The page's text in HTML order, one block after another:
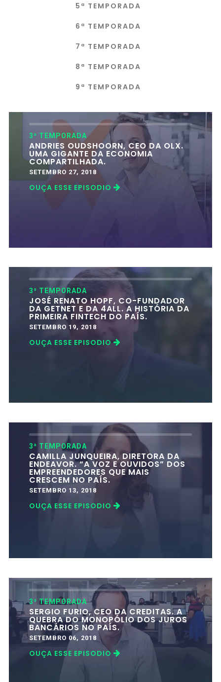
5ª TEMPORADA
6ª TEMPORADA
7ª TEMPORADA
8ª TEMPORADA
9ª TEMPORADA
3ª TEMPORADA
ANDRIES OUDSHOORN, CEO DA OLX.
UMA GIGANTE DA ECONOMIA
COMPARTILHADA.
SETEMBRO 27, 2018
OUÇA ESSE EPISODIO
3ª TEMPORADA
JOSÉ RENATO HOPF, CO-FUNDADOR
DA GETNET E DA 4ALL. A HISTÓRIA DA
PRIMEIRA FINTECH DO PAÍS.
SETEMBRO 19, 2018
OUÇA ESSE EPISODIO
3ª TEMPORADA
CAMILLA JUNQUEIRA, DIRETORA DA
ENDEAVOR. “A VOZ E OUVIDOS” DOS
EMPREENDEDORES QUE MAIS
CRESCEM NO PAÍS.
SETEMBRO 13, 2018
OUÇA ESSE EPISODIO
3ª TEMPORADA
SERGIO FURIO, CEO DA CREDITAS. A
QUEBRA DO MONOPÓLIO DOS JUROS
BANCÁRIOS NO PAÍS.
SETEMBRO 06, 2018
OUÇA ESSE EPISODIO